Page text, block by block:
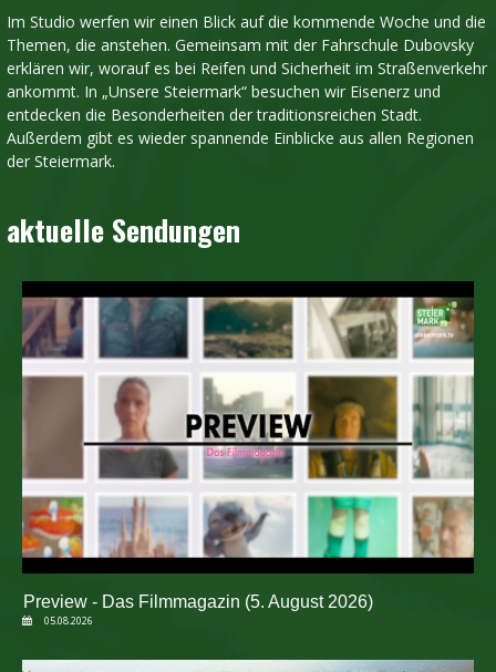
Im Studio werfen wir einen Blick auf die kommende Woche und die
Themen, die anstehen. Gemeinsam mit der Fahrschule Dubovsky
erklären wir, worauf es bei Reifen und Sicherheit im Straßenverkehr
ankommt. In „Unsere Steiermark“ besuchen wir Eisenerz und
entdecken die Besonderheiten der traditionsreichen Stadt.
Außerdem gibt es wieder spannende Einblicke aus allen Regionen
der Steiermark.
aktuelle Sendungen
Preview - Das Filmmagazin (5. August 2026)
05.08.2026